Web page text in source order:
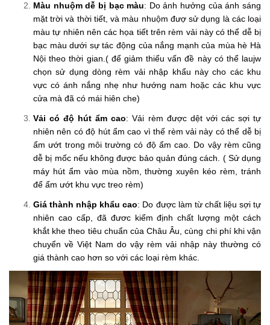
Màu nhuộm dễ bị bạc màu: Do ảnh hưởng của ánh sáng
mặt trời và thời tiết, và màu nhuộm đượ sử dụng là các loại
màu tự nhiên nên các họa tiết trên rèm vải này có thể dễ bị
bạc màu dưới sự tác động của nắng mạnh của mùa hè Hà
Nội theo thời gian.( để giảm thiểu vấn đề này có thể laujw
chọn sử dụng dòng rèm vải nhập khẩu này cho các khu
vực có ánh nắng nhẹ như hướng nam hoặc các khu vực
cửa mà đã có mái hiên che)
Vải có độ hút ẩm cao: Vải rèm được dệt với các sợi tự
nhiên nên có độ hút ẩm cao vì thế rèm vải này có thể dễ bị
ẩm ướt trong môi trường có độ ẩm cao. Do vậy rèm cũng
dễ bị mốc nếu không được bảo quản đúng cách. ( Sử dụng
máy hút ẩm vào mùa nồm, thường xuyên kéo rèm, tránh
để ẩm ướt khu vực treo rèm)
Giá thành nhập khẩu cao: Do được làm từ chất liệu sợi tự
nhiên cao cấp, đã đươc kiểm định chất lượng một cách
khắt khe theo tiêu chuẩn của Châu Âu, cùng chi phí khi vận
chuyển về Việt Nam do vậy rèm vải nhập này thường có
giá thành cao hơn so với các loại rèm khác.